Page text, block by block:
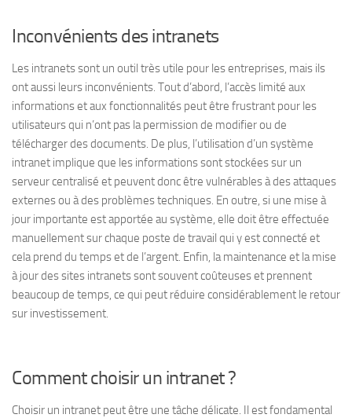
Inconvénients des intranets
Les intranets sont un outil très utile pour les entreprises, mais ils
ont aussi leurs inconvénients. Tout d’abord, l’accès limité aux
informations et aux fonctionnalités peut être frustrant pour les
utilisateurs qui n’ont pas la permission de modifier ou de
télécharger des documents. De plus, l’utilisation d’un système
intranet implique que les informations sont stockées sur un
serveur centralisé et peuvent donc être vulnérables à des attaques
externes ou à des problèmes techniques. En outre, si une mise à
jour importante est apportée au système, elle doit être effectuée
manuellement sur chaque poste de travail qui y est connecté et
cela prend du temps et de l’argent. Enfin, la maintenance et la mise
à jour des sites intranets sont souvent coûteuses et prennent
beaucoup de temps, ce qui peut réduire considérablement le retour
sur investissement.
Comment choisir un intranet ?
Choisir un intranet peut être une tâche délicate. Il est fondamental